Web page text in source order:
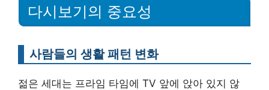
다시보기의 중요성
사람들의 생활 패턴 변화
젊은 세대는 프라임 타임에 TV 앞에 앉아 있지 않